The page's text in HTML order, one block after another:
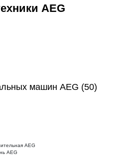
AEG
машин AEG (50)
AEG
AEG